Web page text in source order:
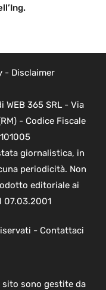
- Disclaimer
365 SRL - Via
- Codice Fiscale
giornalistica, in
periodicità. Non
editoriale ai
07.03.2001
- Contattaci
sono gestite da